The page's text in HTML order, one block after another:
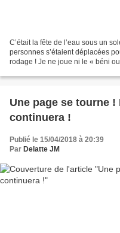
C’était la fête de l’eau sous un
personnes s’étaient déplacées
rodage ! Je ne joue ni le « béni
Une page se tourne
continuera !
Publié le 15/04/2018 à 20:39
Par Delatte JM